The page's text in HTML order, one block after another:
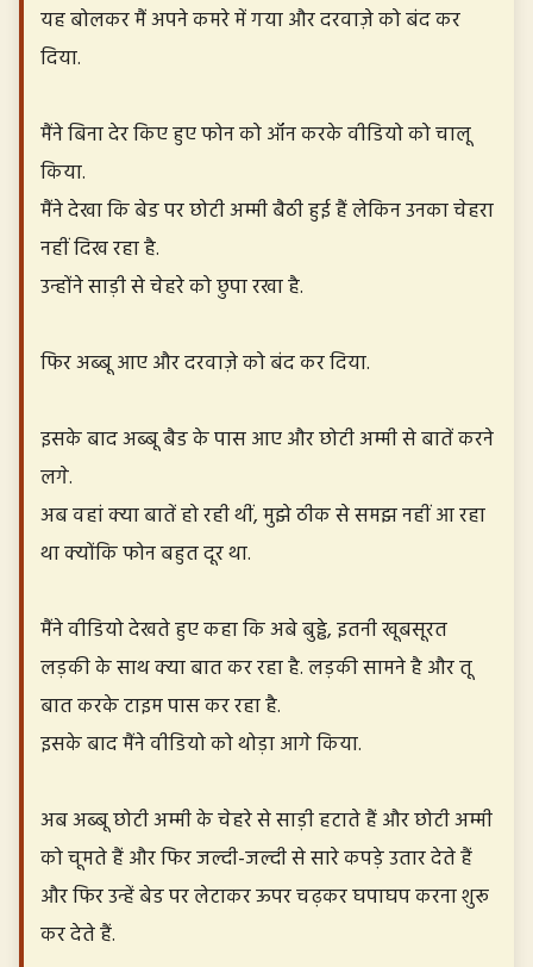
यह बोलकर मैं अपने कमरे में गया और दरवाज़े को बंद कर
दिया.
मैंने बिना देर किए हुए फोन को ऑन करके वीडियो को चालू
किया.
मैंने देखा कि बेड पर छोटी अम्मी बैठी हुई हैं लेकिन उनका चेहरा
नहीं दिख रहा है.
उन्होंने साड़ी से चेहरे को छुपा रखा है.
फिर अब्बू आए और दरवाज़े को बंद कर दिया.
इसके बाद अब्बू बैड के पास आए और छोटी अम्मी से बातें करने
लगे.
अब वहां क्या बातें हो रही थीं, मुझे ठीक से समझ नहीं आ रहा
था क्योंकि फोन बहुत दूर था.
मैंने वीडियो देखते हुए कहा कि अबे बुड्ढे, इतनी खूबसूरत
लड़की के साथ क्या बात कर रहा है. लड़की सामने है और तू
बात करके टाइम पास कर रहा है.
इसके बाद मैंने वीडियो को थोड़ा आगे किया.
अब अब्बू छोटी अम्मी के चेहरे से साड़ी हटाते हैं और छोटी अम्मी
को चूमते हैं और फिर जल्दी-जल्दी से सारे कपड़े उतार देते हैं
और फिर उन्हें बेड पर लेटाकर ऊपर चढ़कर घपाघप करना शुरू
कर देते हैं.